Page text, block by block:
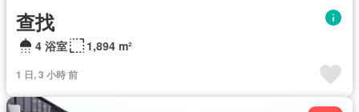
查找
4 浴室 1,894 m²
1 日, 3 小時 前